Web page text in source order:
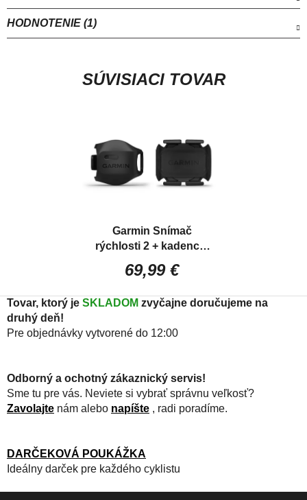
Tovar, ktorý je SKLADOM zvyčajne doručujeme na
druhý deň!
Pre objednávky vytvorené do 12:00
Odborný a ochotný zákaznický servis!
Sme tu pre vás. Neviete si vybrať správnu veľkosť?
Zavolajte nám alebo napíšte , radi poradíme.
DARČEKOVÁ POUKÁŽKA
Ideálny darček pre každého cyklistu
HODNOTENIE (1)
SÚVISIACI TOVAR
Garmin Snímač
rýchlosti 2 + kadencie
rýchlosti a kadencie
69,99 €